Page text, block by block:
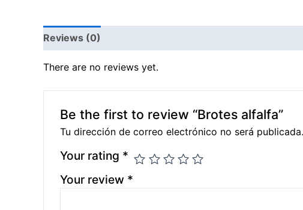
Reviews (0)
There are no reviews yet.
Be the first to review “Brotes alfalfa”
Tu dirección de correo electrónico no será publicada.
Your rating *
Your review *